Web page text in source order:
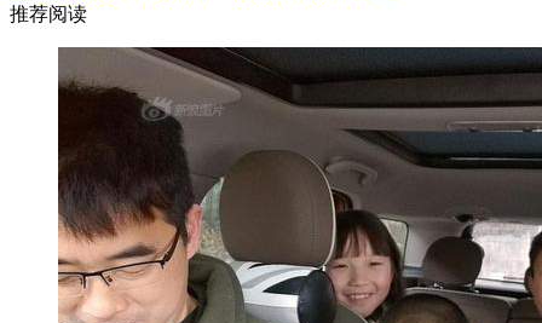
推荐阅读